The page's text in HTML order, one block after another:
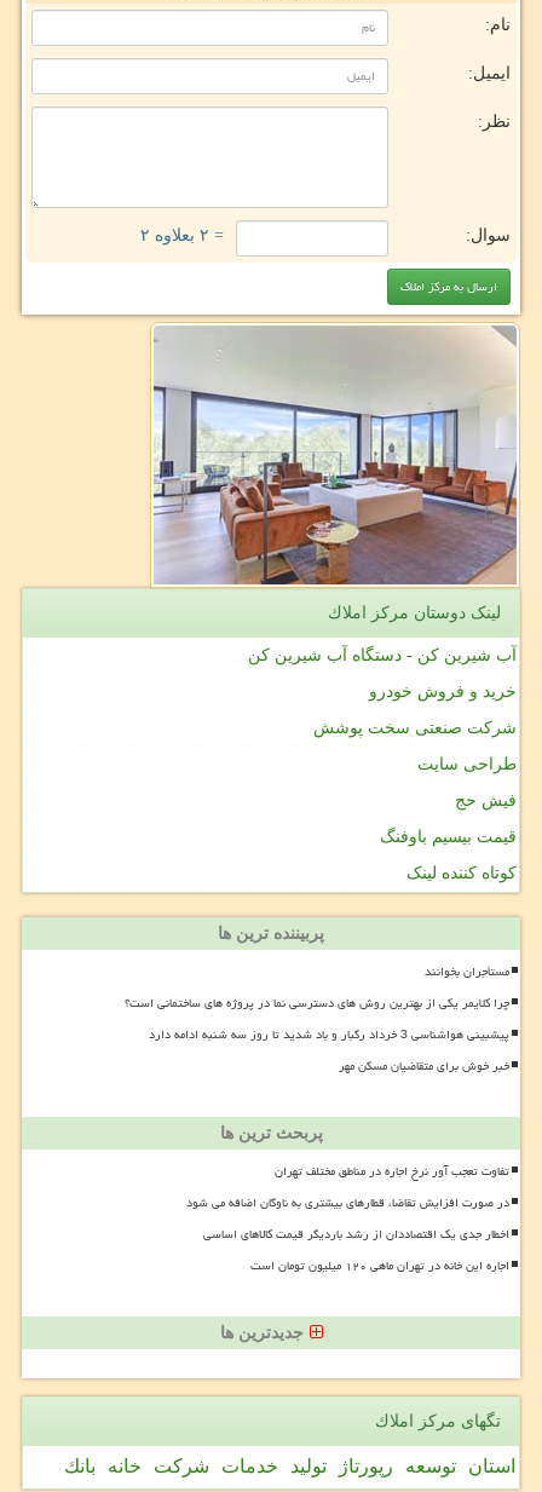
نام:
ایمیل:
نظر:
سوال: = ۲ بعلاوه ۲
لینک دوستان مركز املاك
آب شیرین کن - دستگاه آب شیرین کن
خرید و فروش خودرو
شرکت صنعتی سخت پوشش
طراحی سایت
فیش حج
قیمت بیسیم باوفنگ
کوتاه کننده لینک
پربیننده ترین ها
مستأجران بخوانند
چرا کلایمر یکی از بهترین روش های دسترسی نما در پروژه های ساختمانی است؟
پیشبینی هواشناسی 3 خرداد رگبار و باد شدید تا روز سه شنبه ادامه دارد
خبر خوش برای متقاضیان مسکن مهر
پربحث ترین ها
تفاوت تعجب آور نرخ اجاره در مناطق مختلف تهران
در صورت افزایش تقاضا، قطارهای بیشتری به ناوگان اضافه می شود
اخطار جدی یک اقتصاددان از رشد باردیگر قیمت کالاهای اساسی
اجاره این خانه در تهران ماهی ۱۲۰ میلیون تومان است
جدیدترین ها
تگهای مركز املاك
استان توسعه رپورتاژ تولید خدمات شركت خانه بانك